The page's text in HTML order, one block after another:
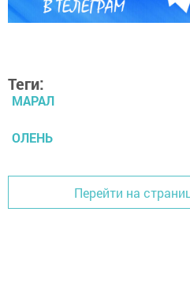
Теги:
МАРАЛ
ОЛЕНЬ
Перейти на